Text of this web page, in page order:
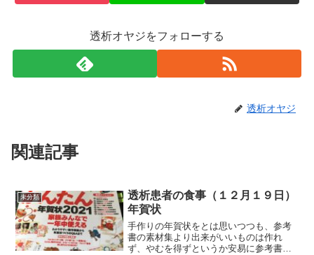
透析オヤジをフォローする
透析オヤジ
関連記事
未分類
透析患者の食事（１２月１９日）
年賀状
手作りの年賀状をとは思いつつも、参考
書の素材集より出来がいいものは作れ
ず、やむを得ずというか安易に参考書に